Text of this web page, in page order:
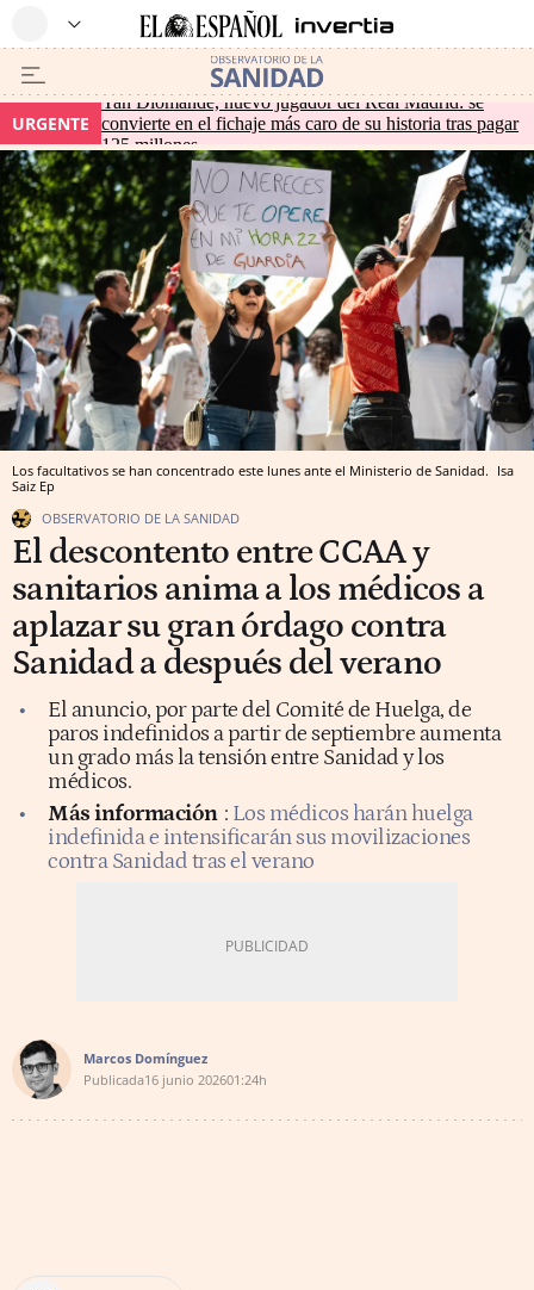
URGENTE
Yan Diomande, nuevo jugador del Real Madrid: se
convierte en el fichaje más caro de su historia tras pagar
125 millones
Los facultativos se han concentrado este lunes ante el Ministerio de Sanidad. Isa
Saiz Ep
OBSERVATORIO DE LA SANIDAD
El descontento entre CCAA y
sanitarios anima a los médicos a
aplazar su gran órdago contra
Sanidad a después del verano
El anuncio, por parte del Comité de Huelga, de
paros indefinidos a partir de septiembre aumenta
un grado más la tensión entre Sanidad y los
médicos.
Más información : Los médicos harán huelga
indefinida e intensificarán sus movilizaciones
contra Sanidad tras el verano
Marcos Domínguez
Publicada16 junio 202601:24h